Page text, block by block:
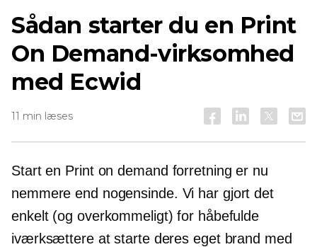
Sådan starter du en Print
On Demand-virksomhed
med Ecwid
11 min læses
Start en Print on demand forretning er nu
nemmere end nogensinde. Vi har gjort det
enkelt (og overkommeligt) for håbefulde
iværksættere at starte deres eget brand med